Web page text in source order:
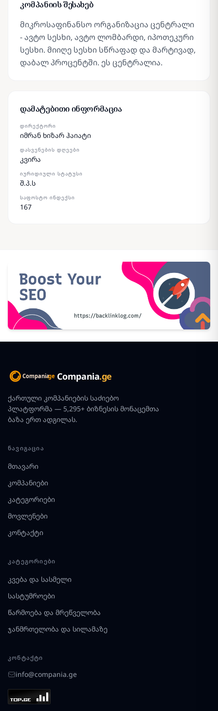
კომპანიის შესახებ
მიკროსაფინანსო ორგანიზაცია ცენტრალი
- ავტო სესხი, ავტო ლომბარდი, იპოთეკური
სესხი. მიიღე სესხი სწრაფად და მარტივად,
დაბალ პროცენტში. ეს ცენტრალია.
დამატებითი ინფორმაცია
ᲓᲘᲠᲔᲥᲢᲝᲠᲘ
იმრან ხიზარ ჰაიატი
ᲓᲐᲡᲕᲔᲜᲔᲑᲘᲡ ᲓᲦᲔᲔᲑᲘ
კვირა
ᲘᲣᲠᲘᲓᲘᲣᲚᲘ ᲡᲢᲐᲢᲣᲡᲘ
შ.პ.ს
ᲡᲐᲤᲝᲡᲢᲝ ᲘᲜᲓᲔᲥᲡᲘ
167
Compania.ge
ქართული კომპანიების საძიებო
პლატფორმა — 5,295+ ბიზნესის მონაცემთა
ბაზა ერთ ადგილას.
ᲜᲐᲕᲘᲒᲐᲪᲘᲐ
მთავარი
კომპანიები
კატეგორიები
მოვლენები
კონტაქტი
ᲙᲐᲢᲔᲒᲝᲠᲘᲔᲑᲘ
კვება და სასმელი
სასტუმროები
წარმოება და მრეწველობა
ჯანმრთელობა და სილამაზე
ᲙᲝᲜᲢᲐᲥᲢᲘ
info@compania.ge